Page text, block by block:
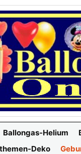
Ballongas-Helium
Deko